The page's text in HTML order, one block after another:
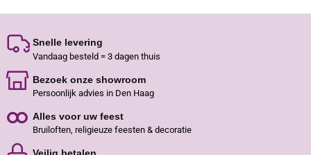
Snelle levering
Vandaag besteld = 3 dagen thuis
Bezoek onze showroom
Persoonlijk advies in Den Haag
Alles voor uw feest
Bruiloften, religieuze feesten & decoratie